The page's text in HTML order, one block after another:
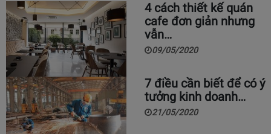
4 cách thiết kế quán
cafe đơn giản nhưng
vẫn…
09/05/2020
7 điều cần biết để có ý
tưởng kinh doanh…
21/05/2020